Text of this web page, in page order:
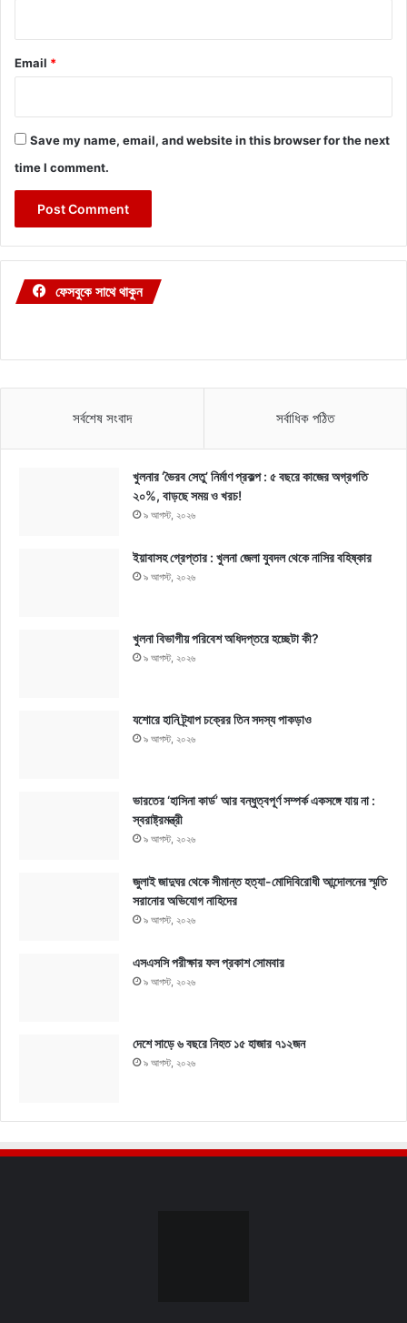
Email *
Save my name, email, and website in this browser for the next
time I comment.
ফেসবুকে সাথে থাকুন
সর্বশেষ সংবাদ সর্বাধিক পঠিত
খুলনার ‘ভৈরব সেতু’ নির্মাণ প্রকল্প : ৫ বছরে কাজের অগ্রগতি
২০%, বাড়ছে সময় ও খরচ!
৯ আগস্ট, ২০২৬
ইয়াবাসহ গ্রেপ্তার : খুলনা জেলা যুবদল থেকে নাসির বহিষ্কার
৯ আগস্ট, ২০২৬
খুলনা বিভাগীয় পরিবেশ অধিদপ্তরে হচ্ছেটা কী?
৯ আগস্ট, ২০২৬
যশোরে হানি ট্র্যাপ চক্রের তিন সদস্য পাকড়াও
৯ আগস্ট, ২০২৬
ভারতের ‘হাসিনা কার্ড’ আর বন্ধুত্বপূর্ণ সম্পর্ক একসঙ্গে যায় না :
স্বরাষ্ট্রমন্ত্রী
৯ আগস্ট, ২০২৬
জুলাই জাদুঘর থেকে সীমান্ত হত্যা-মোদিবিরোধী আন্দোলনের স্মৃতি
সরানোর অভিযোগ নাহিদের
৯ আগস্ট, ২০২৬
এসএসসি পরীক্ষার ফল প্রকাশ সোমবার
৯ আগস্ট, ২০২৬
দেশে সাড়ে ৬ বছরে নিহত ১৫ হাজার ৭১২জন
৯ আগস্ট, ২০২৬